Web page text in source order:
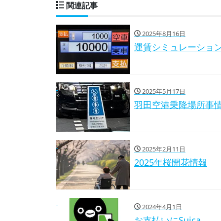
関連記事
2025年8月16日
運賃シミュレーショ
2025年5月17日
羽田空港乗降場所事
2025年2月11日
2025年桜開花情報
2024年4月1日